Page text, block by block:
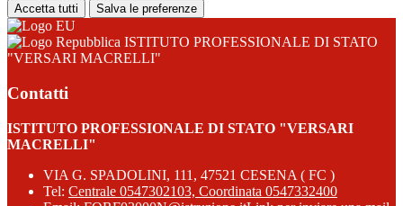
Accetta tutti Salva le preferenze
ISTITUTO PROFESSIONALE DI STATO
"VERSARI MACRELLI"
Contatti
ISTITUTO PROFESSIONALE DI STATO "VERSARI
MACRELLI"
VIA G. SPADOLINI, 111, 47521 CESENA ( FC )
Tel: Centrale 0547302103, Coordinata 0547332400